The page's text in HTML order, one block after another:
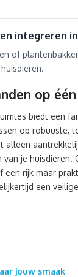
integreren
of
op
biedt een
op robuuste,
alleen
je huisdieren.
rijk maar
een
jouw smaak